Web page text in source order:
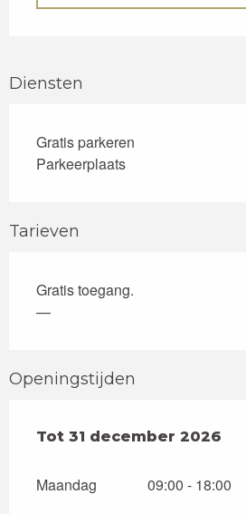
Diensten
Gratis parkeren
Parkeerplaats
Tarieven
Gratis toegang.
—
Openingstijden
Vanaf2 januari 2026tot
Tot 31 december 2026
Maandag 09:00 - 18:00